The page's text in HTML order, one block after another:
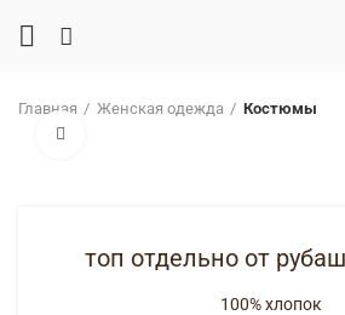
Главная Женская одежда Костюмы
топ отдельно от
100% хлопок